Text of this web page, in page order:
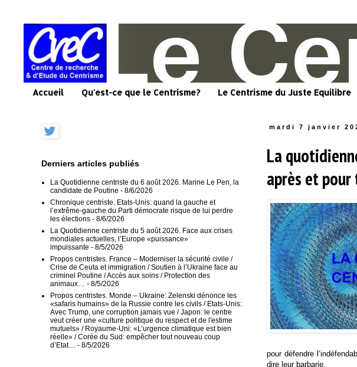
Accueil Qu'est-ce que le Centrisme? Le Centrisme du Juste Equilibre
mardi 7 janvier
La
après et
pour défendre
dire leur barbarie.
Derniers articles publiés
La Quotidienne centriste du 6 août 2026. Marine Le Pen, la
candidate de Poutine - 8/6/2026
Chronique centriste. Etats-Unis: quand la gauche et
l’extrême-gauche du Parti démocrate risque de lui perdre
les élections - 8/6/2026
La Quotidienne centriste du 5 août 2026. Face aux crises
mondiales actuelles, l’Europe «puissance»
impuissante - 8/5/2026
Propos centristes. France – Moderniser la sécurité civile /
Crise de Ceuta et immigration / Soutien à l’Ukraine face au
criminel Poutine / Accès aux soins / Protection des
animaux…
- 8/5/2026
Propos centristes. Monde – Ukraine: Zelenski dénonce les
«safaris humains» de la Russie contre les civils / Etats-Unis:
Avec Trump, une corruption jamais vue / Japon: le centre
veut créer une «culture politique du respect et de l'estime
mutuels» / Royaume-Uni: «L’urgence climatique est bien
réelle» / Corée du Sud: empêcher tout nouveau coup
d’Etat…
- 8/5/2026